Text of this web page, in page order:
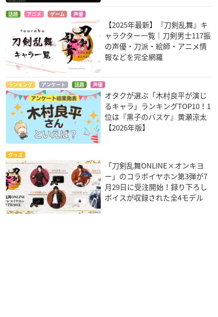
話題 アニメ ゲーム 声優
【2025年最新】『刀剣乱舞』キ
ャラクター一覧｜刀剣男士117振
の声優・刀派・絵師・アニメ情
報などを完全網羅
ランキング アンケート 話題 声優
オタクが選ぶ「木村良平が演じ
るキャラ」ランキングTOP10！1
位は『黒子のバスケ』黄瀬涼太
【2026年版】
グッズ
「刀剣乱舞ONLINE×オンキヨ
ー」のコラボイヤホン第3弾が7
月29日に受注開始！録り下ろし
ボイスが収録された全4モデル